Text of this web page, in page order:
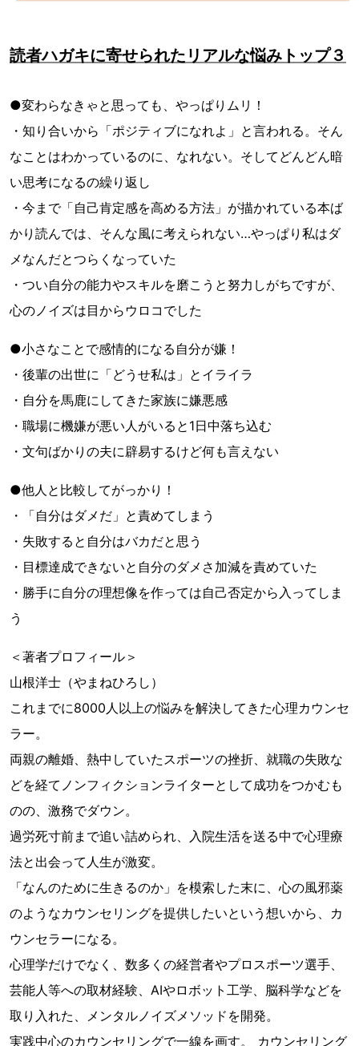
読者ハガキに寄せられたリアルな悩みトップ３
●変わらなきゃと思っても、やっぱりムリ！
・知り合いから「ポジティブになれよ」と言われる。そん
なことはわかっているのに、なれない。そしてどんどん暗
い思考になるの繰り返し
・今まで「自己肯定感を高める方法」が描かれている本ば
かり読んでは、そんな風に考えられない…やっぱり私はダ
メなんだとつらくなっていた
・つい自分の能力やスキルを磨こうと努力しがちですが、
心のノイズは目からウロコでした
●小さなことで感情的になる自分が嫌！
・後輩の出世に「どうせ私は」とイライラ
・自分を馬鹿にしてきた家族に嫌悪感
・職場に機嫌が悪い人がいると1日中落ち込む
・文句ばかりの夫に辟易するけど何も言えない
●他人と比較してがっかり！
・「自分はダメだ」と責めてしまう
・失敗すると自分はバカだと思う
・目標達成できないと自分のダメさ加減を責めていた
・勝手に自分の理想像を作っては自己否定から入ってしま
う
＜著者プロフィール＞
山根洋士（やまねひろし）
これまでに8000人以上の悩みを解決してきた心理カウンセ
ラー。
両親の離婚、熱中していたスポーツの挫折、就職の失敗な
どを経てノンフィクションライターとして成功をつかむも
のの、激務でダウン。
過労死寸前まで追い詰められ、入院生活を送る中で心理療
法と出会って人生が激変。
「なんのために生きるのか」を模索した末に、心の風邪薬
のようなカウンセリングを提供したいという想いから、カ
ウンセラーになる。
心理学だけでなく、数多くの経営者やプロスポーツ選手、
芸能人等への取材経験、AIやロボット工学、脳科学などを
取り入れた、メンタルノイズメソッドを開発。
実践中心のカウンセリングで一線を画す。 カウンセリング